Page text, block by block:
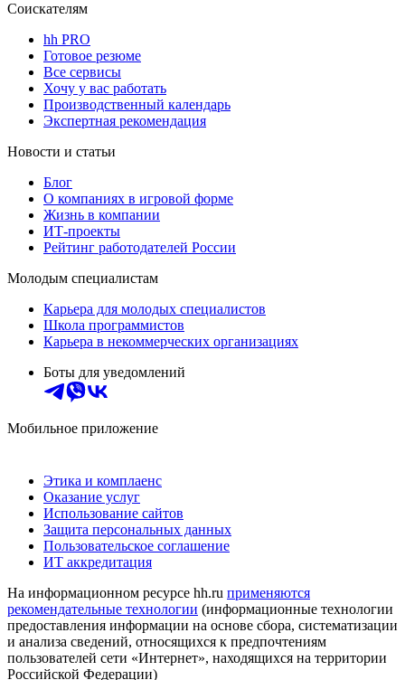
Соискателям
hh PRO
Готовое резюме
Все сервисы
Хочу у вас работать
Производственный календарь
Экспертная рекомендация
Новости и статьи
Блог
О компаниях в игровой форме
Жизнь в компании
ИТ-проекты
Рейтинг работодателей России
Молодым специалистам
Карьера для молодых специалистов
Школа программистов
Карьера в некоммерческих организациях
Боты для уведомлений
Мобильное приложение
Этика и комплаенс
Оказание услуг
Использование сайтов
Защита персональных данных
Пользовательское соглашение
ИТ аккредитация
На информационном ресурсе hh.ru применяются
рекомендательные технологии (информационные технологии
предоставления информации на основе сбора, систематизации
и анализа сведений, относящихся к предпочтениям
пользователей сети «Интернет», находящихся на территории
Российской Федерации)